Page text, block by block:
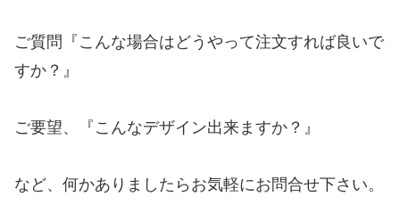
ご質問『こんな場合はどうやって注文すれば良いで
すか？』
ご要望、『こんなデザイン出来ますか？』
など、何かありましたらお気軽にお問合せ下さい。